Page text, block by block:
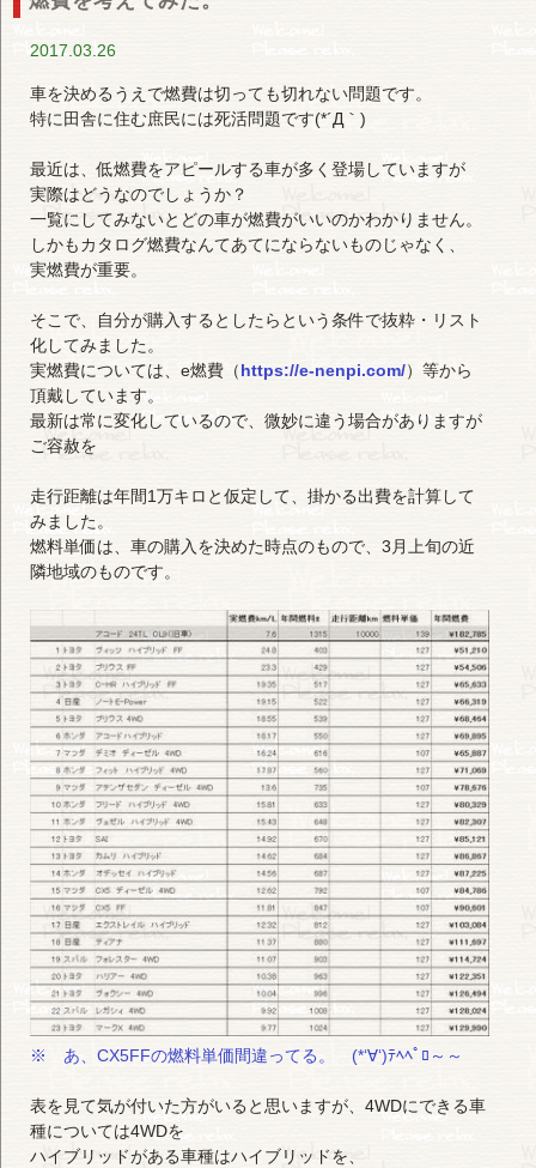
2017.03.26
車を決めるうえで燃費は切っても切れない問題です。
特に田舎に住む庶民には死活問題です(*´Д｀)
最近は、低燃費をアピールする車が多く登場していますが
実際はどうなのでしょうか？
一覧にしてみないとどの車が燃費がいいのかわかりません。
しかもカタログ燃費なんてあてにならないものじゃなく、
実燃費が重要。
そこで、自分が購入するとしたらという条件で抜粋・リスト
化してみました。
実燃費については、e燃費（https://e-nenpi.com/）等から
頂戴しています。
最新は常に変化しているので、微妙に違う場合がありますが
ご容赦を
走行距離は年間1万キロと仮定して、掛かる出費を計算して
みました。
燃料単価は、車の購入を決めた時点のもので、3月上旬の近
隣地域のものです。
※ あ、CX5FFの燃料単価間違ってる。 (*‘∀‘)ﾃﾍﾍﾟﾛ～～
表を見て気が付いた方がいると思いますが、4WDにできる車
種については4WDを
ハイブリッドがある車種はハイブリッドを、